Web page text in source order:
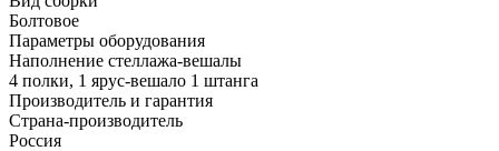
Болтовое
Параметры оборудования
Наполнение стеллажа-вешалы
4 полки, 1 ярус-вешало 1 штанга
Производитель и гарантия
Страна-производитель
Россия